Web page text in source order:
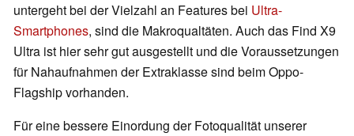
untergeht bei der Vielzahl an Features bei Ultra-
Smartphones, sind die Makroqualtäten. Auch das Find X9
Ultra ist hier sehr gut ausgestellt und die Voraussetzungen
für Nahaufnahmen der Extraklasse sind beim Oppo-
Flagship vorhanden.
Für eine bessere Einordung der Fotoqualität unserer